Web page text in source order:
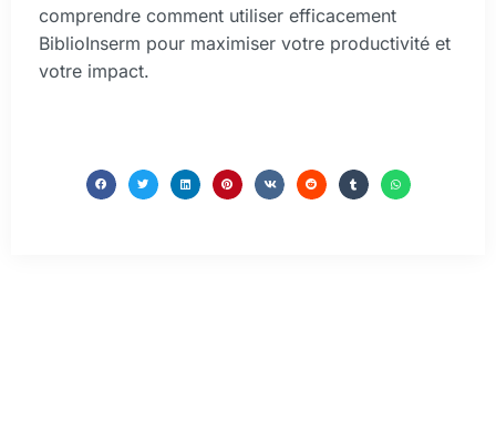
comprendre comment utiliser efficacement
BiblioInserm pour maximiser votre productivité et
votre impact.